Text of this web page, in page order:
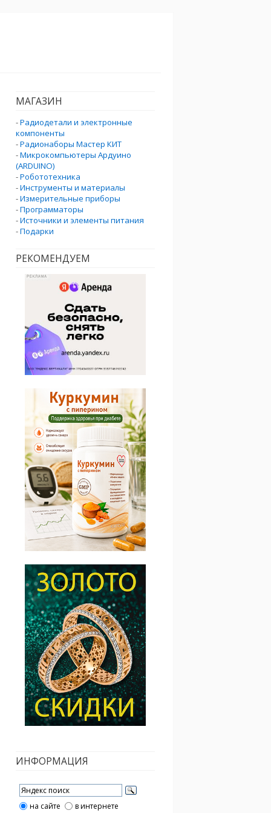
МАГАЗИН
-Радиодетали и электронные
компоненты
-Радионаборы Мастер КИТ
-Микрокомпьютеры Ардуино
(ARDUINO)
-Робототехника
-Инструменты и материалы
-Измерительные приборы
-Программаторы
-Источники и элементы питания
-Подарки
РЕКОМЕНДУЕМ
ИНФОРМАЦИЯ
на сайте в интернете